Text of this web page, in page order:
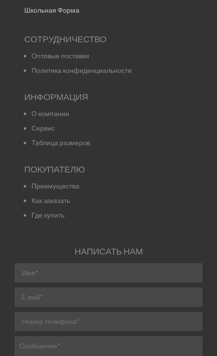
Школьная Форма
СОТРУДНИЧЕСТВО
Оптовые поставки
Политика конфиденциальности
ИНФОРМАЦИЯ
О компании
Сервис
Таблица размеров
ПОКУПАТЕЛЮ
Преимущества
Как заказать
Где купить
НАПИСАТЬ НАМ